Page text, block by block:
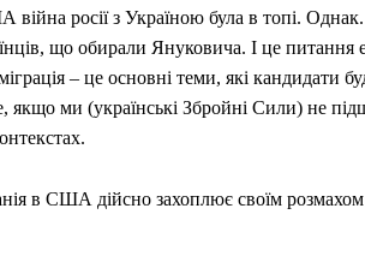
росії з Україною була в топі.
що обирали Януковича. І це питання
– це основні теми, які кандидати
ми (українські Збройні Сили) не
в США дійсно захоплює своїм